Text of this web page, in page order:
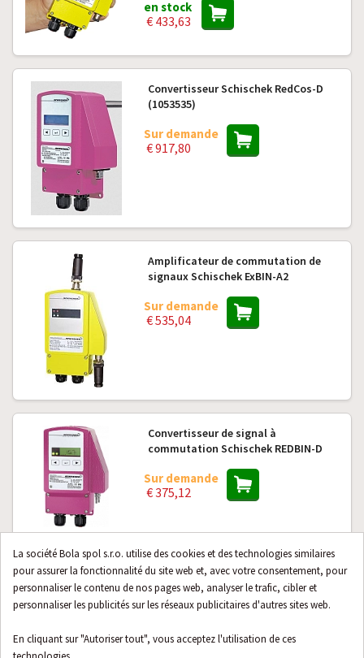
La société Bola spol s.r.o. utilise des cookies et des technologies similaires
pour assurer la fonctionnalité du site web et, avec votre consentement, pour
personnaliser le contenu de nos pages web, analyser le trafic, cibler et
personnaliser les publicités sur les réseaux publicitaires d'autres sites web.
En cliquant sur "Autoriser tout", vous acceptez l'utilisation de ces
en stock
€ 433,63
Convertisseur Schischek RedCos-D
(1053535)
Sur demande
€ 917,80
Amplificateur de commutation de
signaux Schischek ExBIN-A2
Sur demande
€ 535,04
Convertisseur de signal à
commutation Schischek REDBIN-D
Sur demande
€ 375,12
Connecteur pour convertisseur
Schischek Exl-IM-9182, sortie 0-10V
€ 29,46